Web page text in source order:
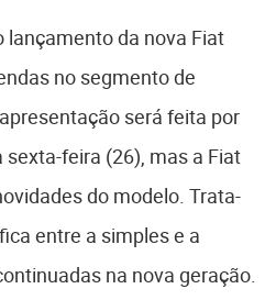
lançamento da nova Fiat
no segmento de
será feita por
feira (26), mas a Fiat
do modelo. Trata-
entre a simples e a
na nova geração.